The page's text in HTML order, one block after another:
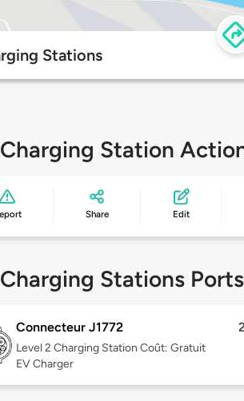
Stations
Station
Share Edit
Stations Ports
Connecteur J1772
Level 2 Charging Station Coût: Gratuit
EV Charger